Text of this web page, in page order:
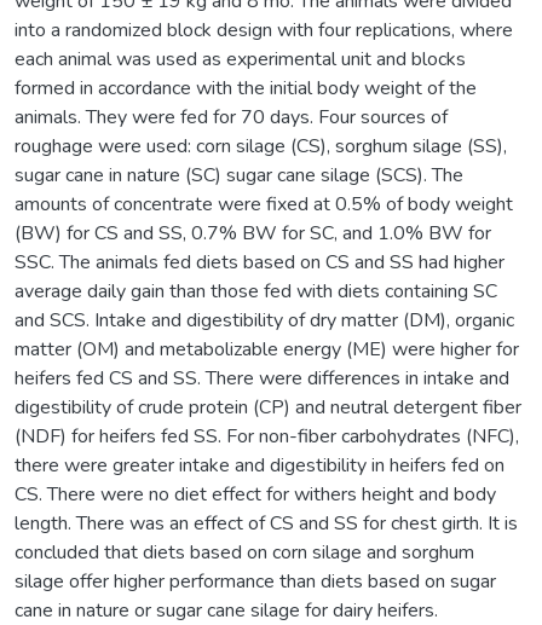
into a randomized block design with four replications, where
each animal was used as experimental unit and blocks
formed in accordance with the initial body weight of the
animals. They were fed for 70 days. Four sources of
roughage were used: corn silage (CS), sorghum silage (SS),
sugar cane in nature (SC) sugar cane silage (SCS). The
amounts of concentrate were fixed at 0.5% of body weight
(BW) for CS and SS, 0.7% BW for SC, and 1.0% BW for
SSC. The animals fed diets based on CS and SS had higher
average daily gain than those fed with diets containing SC
and SCS. Intake and digestibility of dry matter (DM), organic
matter (OM) and metabolizable energy (ME) were higher for
heifers fed CS and SS. There were differences in intake and
digestibility of crude protein (CP) and neutral detergent fiber
(NDF) for heifers fed SS. For non-fiber carbohydrates (NFC),
there were greater intake and digestibility in heifers fed on
CS. There were no diet effect for withers height and body
length. There was an effect of CS and SS for chest girth. It is
concluded that diets based on corn silage and sorghum
silage offer higher performance than diets based on sugar
cane in nature or sugar cane silage for dairy heifers.